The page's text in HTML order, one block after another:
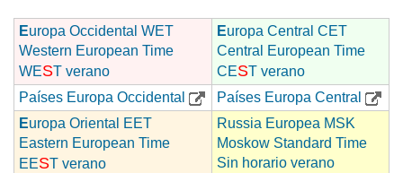
Europa Occidental WET
Western European Time
WEST verano
Europa Central CET
Central European Time
CEST verano
Países Europa Occidental
Países Europa Central
Europa Oriental EET
Eastern European Time
EEST verano
Russia Europea MSK
Moskow Standard Time
Sin horario verano